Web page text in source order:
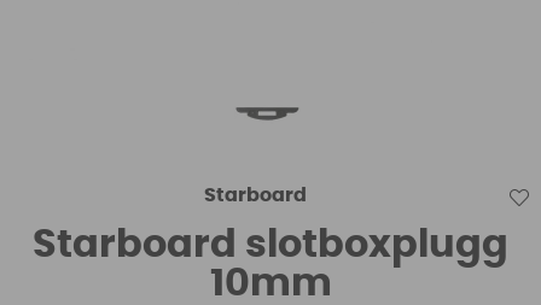
Starboard
Starboard slotboxplugg
10mm